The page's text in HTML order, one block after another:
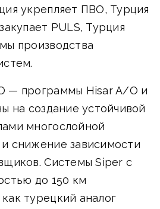
укрепляет ПВО, Турция
PULS, Турция
производства
— программы Hisar A/O и
на создание устойчивой
многослойной
снижение зависимости
Системы Siper с
до 150 км
турецкий аналог